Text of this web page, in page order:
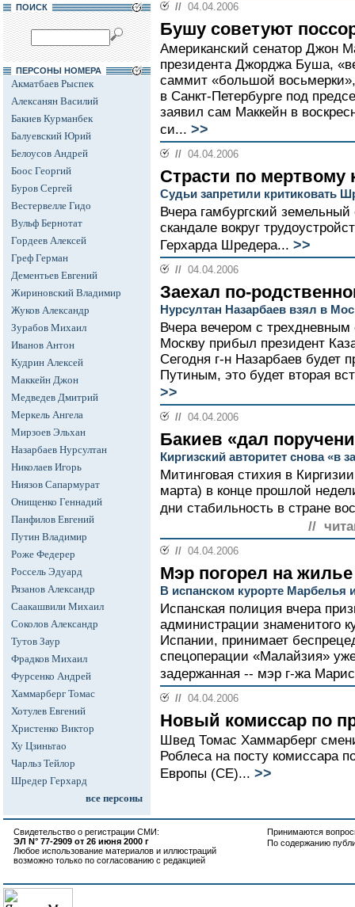
ПОИСК
ПЕРСОНЫ НОМЕРА
Акматбаев Рыспек
Алексанян Василий
Бакиев Курманбек
Балуевский Юрий
Белоусов Андрей
Боос Георгий
Буров Сергей
Вестервелле Гидо
Вульф Бернотат
Гордеев Алексей
Греф Герман
Дементьев Евгений
Жириновский Владимир
Жуков Александр
Зурабов Михаил
Иванов Антон
Кудрин Алексей
Маккейн Джон
Медведев Дмитрий
Меркель Ангела
Мирзоев Эльхан
Назарбаев Нурсултан
Николаев Игорь
Ниязов Сапармурат
Онищенко Геннадий
Панфилов Евгений
Путин Владимир
Роже Федерер
Россель Эдуард
Рязанов Александр
Саакашвили Михаил
Соколов Александр
Тутов Заур
Фрадков Михаил
Фурсенко Андрей
Хаммарберг Томас
Хотулев Евгений
Христенко Виктор
Ху Цзиньтао
Чарльз Тейлор
Шредер Герхард
все персоны
// 04.04.2006
Бушу советуют
Американский сенатор Джон
президента Джорджа Буша,
саммит «большой
в Санкт-Петербурге под
заявил сам Маккейн в
си... >>
// 04.04.2006
Страсти по мертвому
Судьи запретили критиковать
Вчера гамбургский
скандале вокруг
Герхарда Шредера... >>
// 04.04.2006
Заехал по-
Нурсултан Назарбаев взял в
Вчера вечером с
Москву прибыл президент
Сегодня г-н Назарбаев будет
Путиным, это будет вторая
>>
// 04.04.2006
Бакиев «дал
Киргизский авторитет снова «в
Митинговая стихия в
марта) в конце прошлой
дни стабильность в стране
//
// 04.04.2006
Мэр погорел на жилье
В испанском курорте Марбелья
Испанская полиция вчера
администрации знаменитого
Испании, принимает
спецоперации «Малайзия»
задержанная -- мэр г-жа
// 04.04.2006
Новый комиссар по
Швед Томас Хаммарберг
Роблеса на посту комиссара
Европы (СЕ)... >>
Свидетельство о регистрации СМИ:
ЭЛ N° 77-2909 от 26 июня 2000 г
Любое использование материалов и иллюстраций
возможно только по согласованию с редакцией
Принимаются
По содержанию